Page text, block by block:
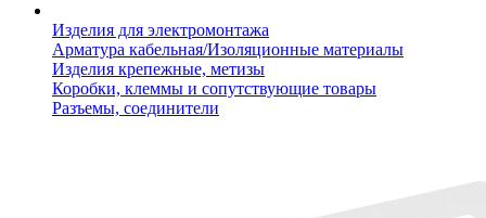
Изделия для электромонтажа
Арматура кабельная/Изоляционные материалы
Изделия крепежные, метизы
Коробки, клеммы и сопутствующие товары
Разъемы, соединители